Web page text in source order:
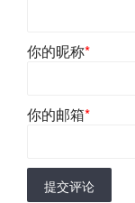
你的昵称*
你的邮箱*
提交评论